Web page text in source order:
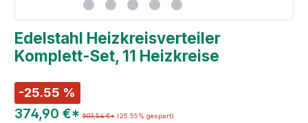
Edelstahl Heizkreisverteiler
Komplett-Set, 11 Heizkreise
-25.55 %
374,90 €* 503,54 €* (25.55% gespart)